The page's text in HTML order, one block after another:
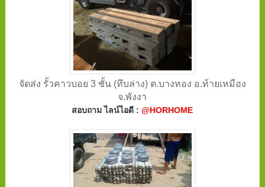
จัดส่ง รั้วคาวบอย 3 ชั้น (ทึบล่าง) ต.บางทอง อ.ท้ายเหมือง
จ.พังงา
สอบถาม ไลน์ไอดี :@HORHOME